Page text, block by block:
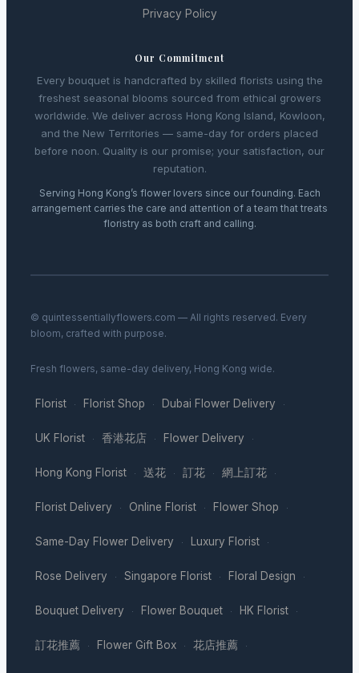
Privacy Policy
Our Commitment
Every bouquet is handcrafted by skilled florists using the
freshest seasonal blooms sourced from ethical growers
worldwide. We deliver across Hong Kong Island, Kowloon,
and the New Territories — same-day for orders placed
before noon. Quality is our promise; your satisfaction, our
reputation.
Serving Hong Kong’s flower lovers since our founding. Each
arrangement carries the care and attention of a team that treats
floristry as both craft and calling.
© quintessentiallyflowers.com — All rights reserved. Every
bloom, crafted with purpose.
Fresh flowers, same-day delivery, Hong Kong wide.
Florist · Florist Shop · Dubai Flower Delivery ·
UK Florist · 香港花店 · Flower Delivery ·
Hong Kong Florist · 送花 · 訂花 · 網上訂花 ·
Florist Delivery · Online Florist · Flower Shop ·
Same-Day Flower Delivery · Luxury Florist ·
Rose Delivery · Singapore Florist · Floral Design ·
Bouquet Delivery · Flower Bouquet · HK Florist ·
訂花推薦 · Flower Gift Box · 花店推薦 ·